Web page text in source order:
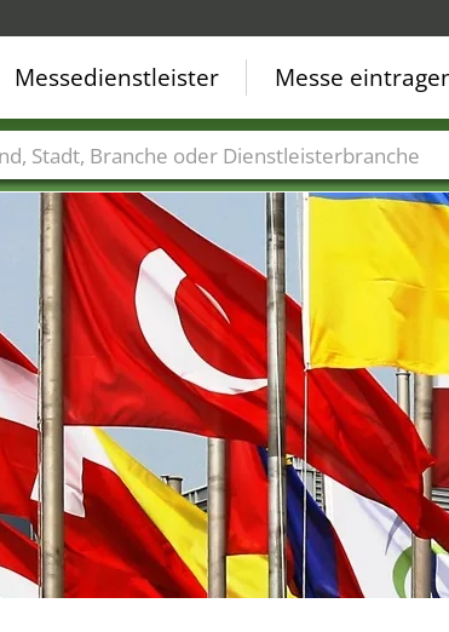
Messedienstleister Messe
Städte Branchen Dienstleisterbranchen